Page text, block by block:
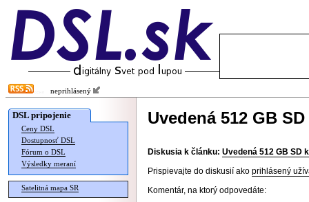
neprihlásený
DSL pripojenie
Ceny DSL
Dostupnosť DSL
Fórum o DSL
Výsledky meraní
Satelitná mapa SR
Uvedená 512 GB
Diskusia k článku: Uvedená 512 GB SD
Prispievajte do diskusií ako prihlásený
Komentár, na ktorý odpovedáte: